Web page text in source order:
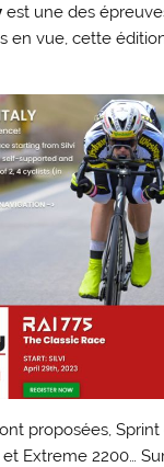
est une des
en vue, cette
proposées, Sprint
Extreme 2200…